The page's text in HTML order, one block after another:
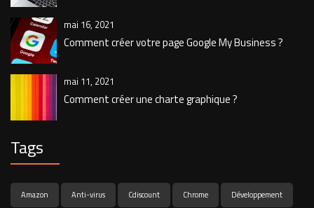
mai 16, 2021
Comment créer votre page Google My Business ?
mai 11, 2021
Comment créer une charte graphique ?
Tags
Amazon Anti-virus Cdiscount Chrome Développement